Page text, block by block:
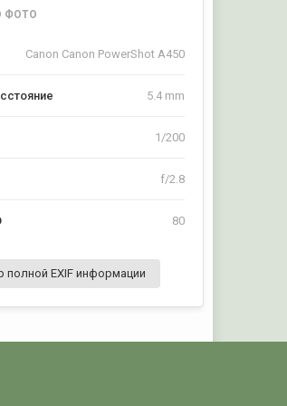
ФОТО
Canon Canon PowerShot A450
5.4 mm
1/200
f/2.8
80
полной EXIF информации